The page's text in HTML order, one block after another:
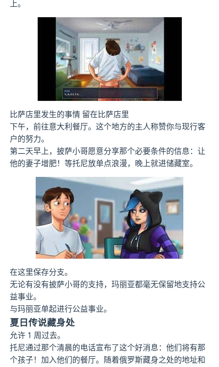
上。
比萨店里发生的事情 留在比萨店里
下午，前往意大利餐厅。这个地方的主人称赞你与现行客
户的努力。
第二天早上，披萨小哥愿意分享那个必要条件的信息：让
他的妻子增肥！等托尼放单点浪漫，晚上就进储藏室。
在这里保存分支。
无论有没有披萨小哥的支持，玛丽亚都毫无保留地支持公
益事业。
与玛丽亚单起进行公益事业。
夏日传说藏身处
允许 1 周过去。
托尼通过那个清晨的电话宣布了这个好消息：他们将有那
个孩子！加入他们的餐厅。随着俄罗斯藏身之处的地址和